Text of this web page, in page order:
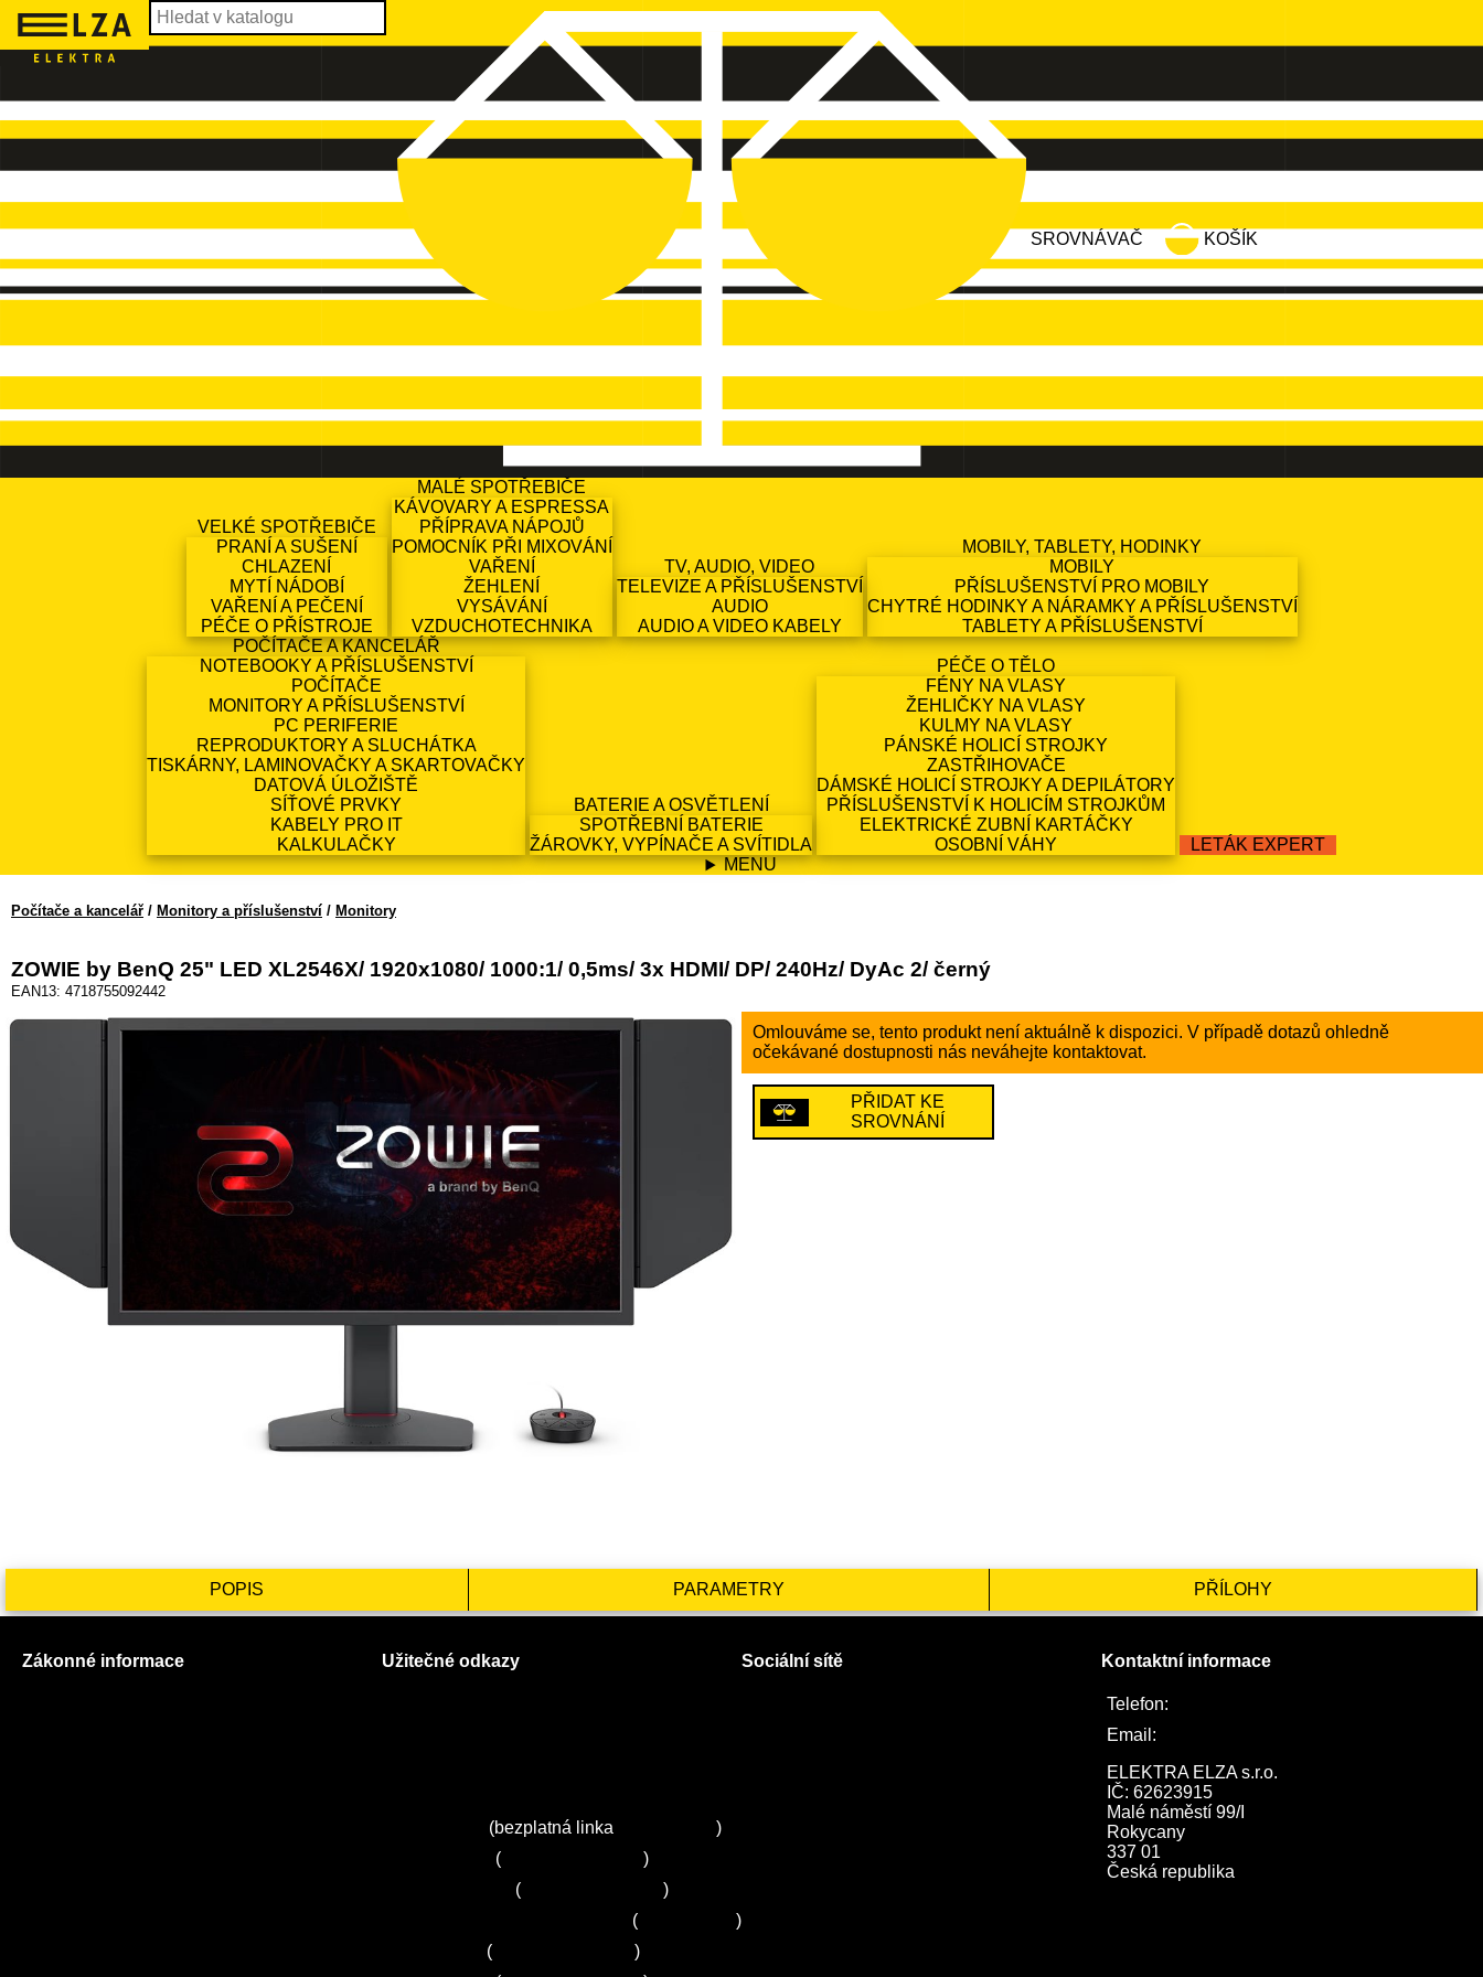
SROVNÁVAČ KOŠÍK
VELKÉ SPOTŘEBIČE
PRANÍ A SUŠENÍ
CHLAZENÍ
MYTÍ NÁDOBÍ
VAŘENÍ A PEČENÍ
PÉČE O PŘÍSTROJE
MALÉ SPOTŘEBIČE
KÁVOVARY A ESPRESSA
PŘÍPRAVA NÁPOJŮ
POMOCNÍK PŘI MIXOVÁNÍ
VAŘENÍ
ŽEHLENÍ
VYSÁVÁNÍ
VZDUCHOTECHNIKA
TV, AUDIO, VIDEO
TELEVIZE A PŘÍSLUŠENSTVÍ
AUDIO
AUDIO A VIDEO KABELY
MOBILY, TABLETY, HODINKY
MOBILY
PŘÍSLUŠENSTVÍ PRO MOBILY
CHYTRÉ HODINKY A NÁRAMKY A PŘÍSLUŠENSTVÍ
TABLETY A PŘÍSLUŠENSTVÍ
POČÍTAČE A KANCELÁŘ
NOTEBOOKY A PŘÍSLUŠENSTVÍ
POČÍTAČE
MONITORY A PŘÍSLUŠENSTVÍ
PC PERIFERIE
REPRODUKTORY A SLUCHÁTKA
TISKÁRNY, LAMINOVAČKY A SKARTOVAČKY
DATOVÁ ÚLOŽIŠTĚ
SÍŤOVÉ PRVKY
KABELY PRO IT
KALKULAČKY
BATERIE A OSVĚTLENÍ
SPOTŘEBNÍ BATERIE
ŽÁROVKY, VYPÍNAČE A SVÍTIDLA
PÉČE O TĚLO
FÉNY NA VLASY
ŽEHLIČKY NA VLASY
KULMY NA VLASY
PÁNSKÉ HOLICÍ STROJKY
ZASTŘIHOVAČE
DÁMSKÉ HOLICÍ STROJKY A DEPILÁTORY
PŘÍSLUŠENSTVÍ K HOLICÍM STROJKŮM
ELEKTRICKÉ ZUBNÍ KARTÁČKY
OSOBNÍ VÁHY
LETÁK EXPERT
MENU
Počítače a kancelář / Monitory a příslušenství / Monitory
ZOWIE by BenQ 25" LED XL2546X/ 1920x1080/ 1000:1/ 0,5ms/ 3x HDMI/ DP/ 240Hz/ DyAc 2/ černý
EAN13: 4718755092442
Omlouváme se, tento produkt není aktuálně k dispozici. V případě dotazů ohledně
očekávané dostupnosti nás neváhejte kontaktovat.
PŘIDAT KE
SROVNÁNÍ
POPIS PARAMETRY PŘÍLOHY
Zákonné informace Užitečné odkazy
(bezplatná linka
)
(
)
(
)
(
)
(
)
Sociální sítě Kontaktní informace
Telefon:
Email:
ELEKTRA ELZA s.r.o.
IČ: 62623915
Malé náměstí 99/I
Rokycany
337 01
Česká republika